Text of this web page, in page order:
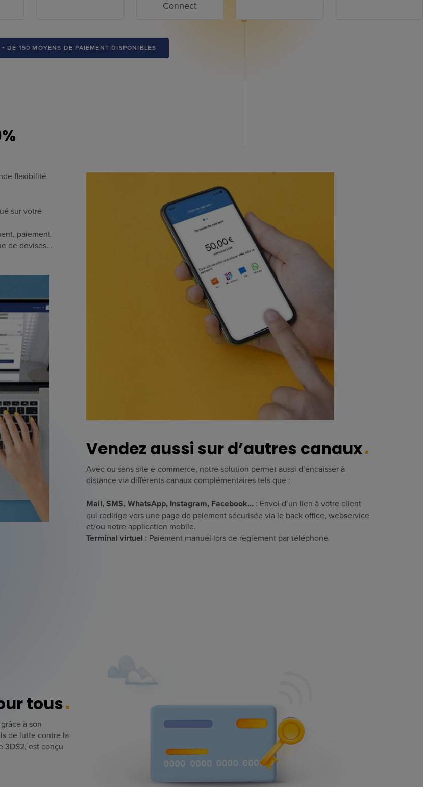
+ DE 150 MOYENS DE PAIEMENT DISPONIBLES
flexibilité
sur votre
paiement
de devises…
Vendez aussi sur d’autres canaux
Avec ou sans site e-commerce, notre solution permet aussi d’encaisser à
distance via différents canaux complémentaires tels que :
Mail, SMS, WhatsApp, Instagram, Facebook… : Envoi d’un lien à votre client
qui redirige vers une page de paiement sécurisée via le back office, webservice
et/ou notre application mobile.
Terminal virtuel : Paiement manuel lors de règlement par téléphone.
tous
à son
de lutte contre la
3DS2, est conçu